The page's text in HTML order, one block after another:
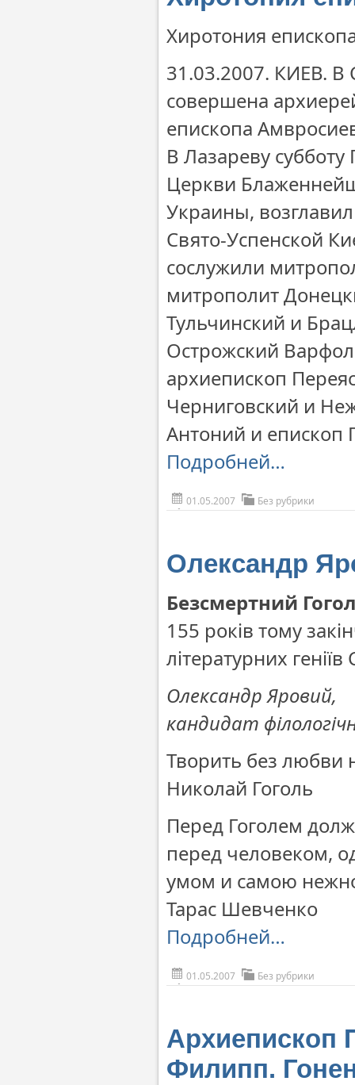
Хиротония
31.03.2007. КИЕВ. В
совершена
епископа
В Лазареву
Церкви
Украины,
Свято-Успенской
сослужили
митрополит
Тульчинский и
Острожский
архиепископ
Черниговский и
Антоний и епископ
Подробней…
01.05.2007 Без рубрики
Олександр
Безсмертний
155 років тому
літературних
Олександр Яровий,
кандидат
Творить без любви
Николай Гоголь
Перед Гоголем
перед человеком,
умом и самою
Тарас Шевченко
Подробней…
01.05.2007 Без рубрики
Архиепископ
Филипп.